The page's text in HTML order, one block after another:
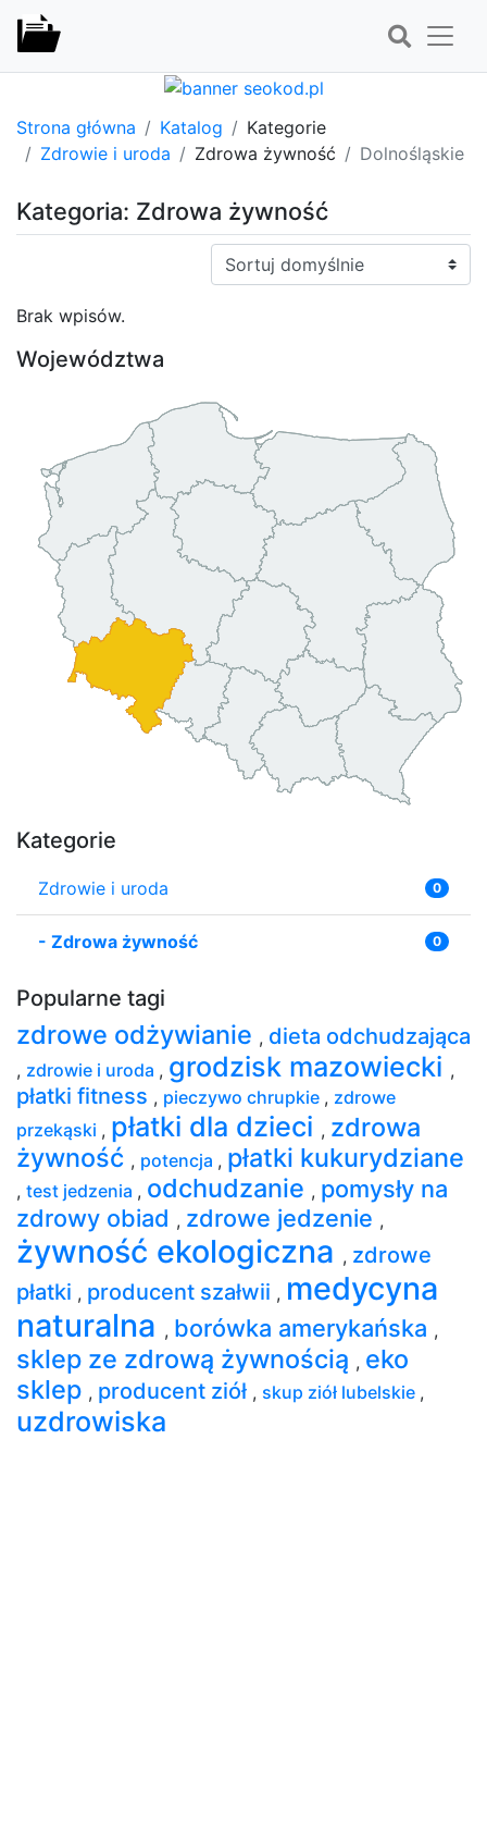
Strona główna Katalog
Kategorie
Zdrowie i uroda
Zdrowa żywność Dolnośląskie
Kategoria: Zdrowa żywność
Sortuj:
Brak wpisów.
Województwa
Kategorie
Zdrowie i uroda 0
- Zdrowa żywność 0
Popularne tagi
zdrowe odżywianie , dieta odchudzająca
, zdrowie i uroda , grodzisk mazowiecki ,
płatki fitness , pieczywo chrupkie , zdrowe
przekąski , płatki dla dzieci , zdrowa
żywność , potencja , płatki kukurydziane
, test jedzenia , odchudzanie , pomysły na
zdrowy obiad , zdrowe jedzenie ,
żywność ekologiczna , zdrowe
płatki , producent szałwii , medycyna
naturalna , borówka amerykańska ,
sklep ze zdrową żywnością , eko
sklep , producent ziół , skup ziół lubelskie ,
uzdrowiska